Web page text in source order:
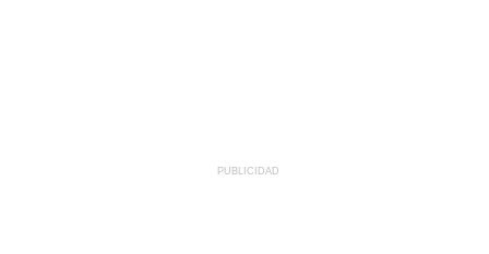
PUBLICIDAD